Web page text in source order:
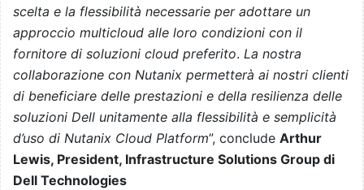
scelta e la flessibilità necessarie per adottare un
approccio multicloud alle loro condizioni con il
fornitore di soluzioni cloud preferito. La nostra
collaborazione con Nutanix permetterà ai nostri clienti
di beneficiare delle prestazioni e della resilienza delle
soluzioni Dell unitamente alla flessibilità e semplicità
d’uso di Nutanix Cloud Platform”, conclude Arthur
Lewis, President, Infrastructure Solutions Group di
Dell Technologies